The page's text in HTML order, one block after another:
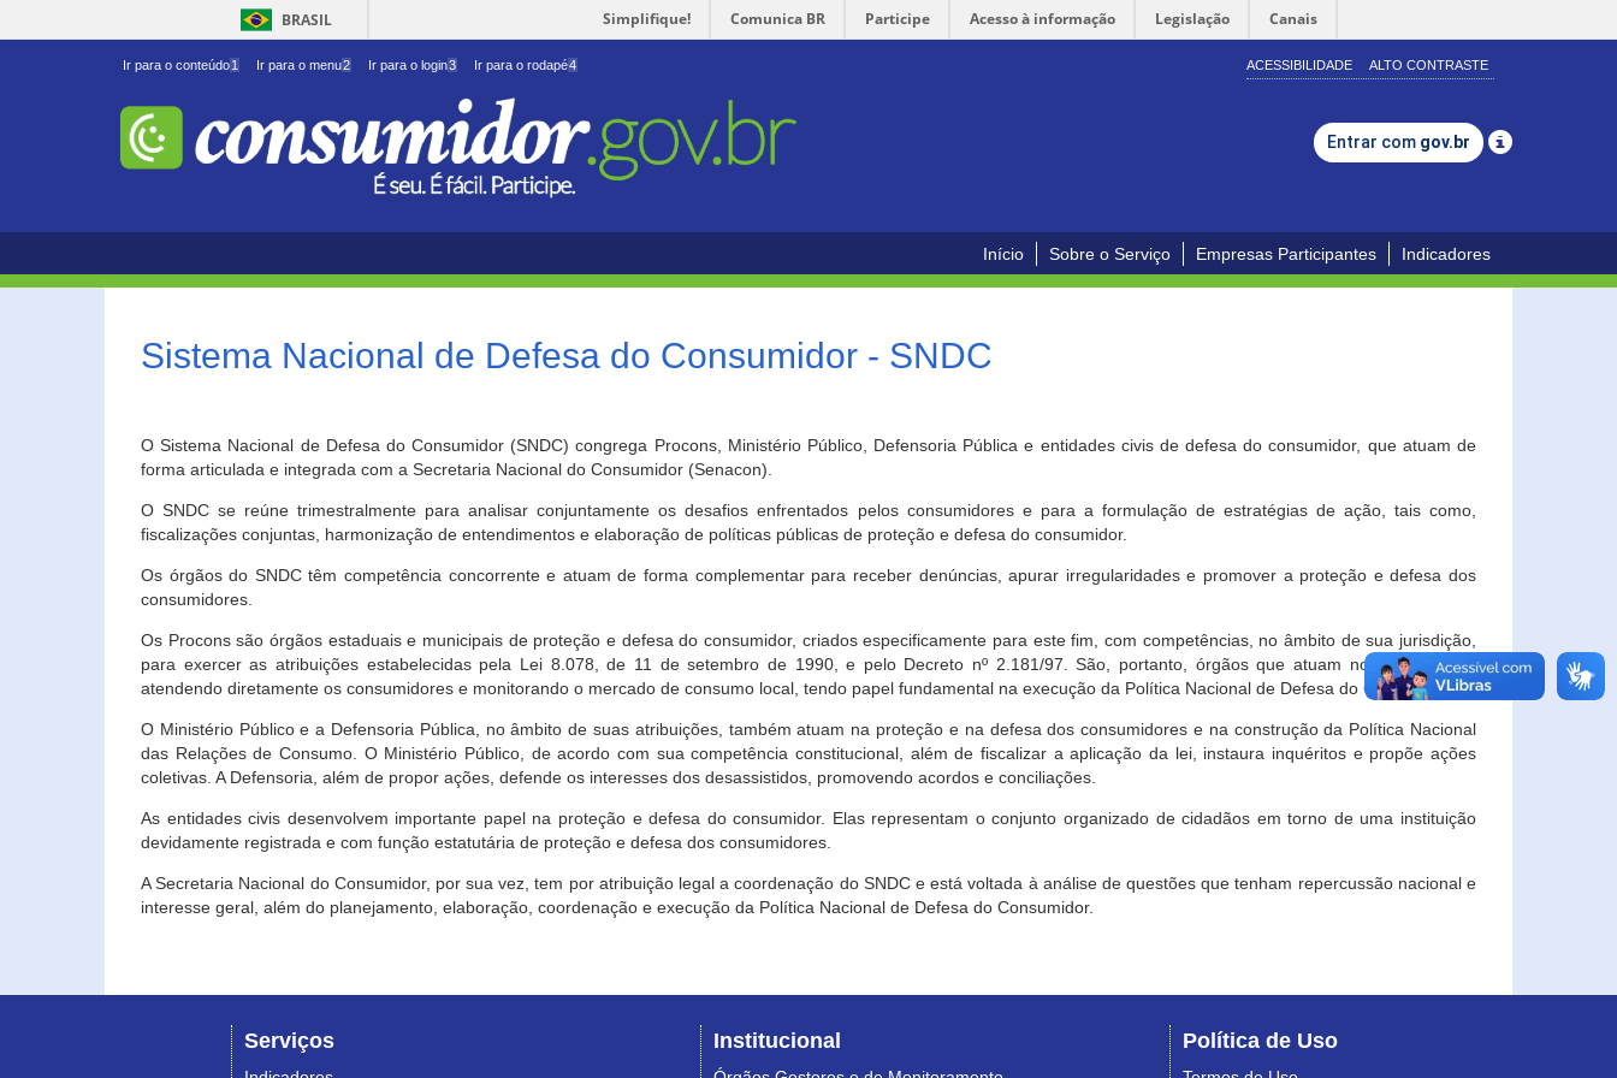
BRASIL Simplifique! Comunica BR Participe Acesso à informação Legislação Canais
Ir para o conteúdo1 Ir para o menu2 Ir para o login3 Ir para o rodapé4 ACESSIBILIDADE ALTO CONTRASTE
Entrar com gov.br
Início Sobre o Serviço Empresas Participantes Indicadores
Sistema Nacional de Defesa do Consumidor - SNDC
O Sistema Nacional de Defesa do Consumidor (SNDC) congrega Procons, Ministério Público, Defensoria Pública e entidades civis de defesa do consumidor, que atuam de
forma articulada e integrada com a Secretaria Nacional do Consumidor (Senacon).
O SNDC se reúne trimestralmente para analisar conjuntamente os desafios enfrentados pelos consumidores e para a formulação de estratégias de ação, tais como,
fiscalizações conjuntas, harmonização de entendimentos e elaboração de políticas públicas de proteção e defesa do consumidor.
Os órgãos do SNDC têm competência concorrente e atuam de forma complementar para receber denúncias, apurar irregularidades e promover a proteção e defesa dos
consumidores.
Os Procons são órgãos estaduais e municipais de proteção e defesa do consumidor, criados especificamente para este fim, com competências, no âmbito de sua jurisdição,
para exercer as atribuições estabelecidas pela Lei 8.078, de 11 de setembro de 1990, e pelo Decreto nº 2.181/97. São, portanto, órgãos que atuam no âmbito local,
atendendo diretamente os consumidores e monitorando o mercado de consumo local, tendo papel fundamental na execução da Política Nacional de Defesa do Consumidor.
O Ministério Público e a Defensoria Pública, no âmbito de suas atribuições, também atuam na proteção e na defesa dos consumidores e na construção da Política Nacional
das Relações de Consumo. O Ministério Público, de acordo com sua competência constitucional, além de fiscalizar a aplicação da lei, instaura inquéritos e propõe ações
coletivas. A Defensoria, além de propor ações, defende os interesses dos desassistidos, promovendo acordos e conciliações.
As entidades civis desenvolvem importante papel na proteção e defesa do consumidor. Elas representam o conjunto organizado de cidadãos em torno de uma instituição
devidamente registrada e com função estatutária de proteção e defesa dos consumidores.
A Secretaria Nacional do Consumidor, por sua vez, tem por atribuição legal a coordenação do SNDC e está voltada à análise de questões que tenham repercussão nacional e
interesse geral, além do planejamento, elaboração, coordenação e execução da Política Nacional de Defesa do Consumidor.
Serviços Institucional Política de Uso